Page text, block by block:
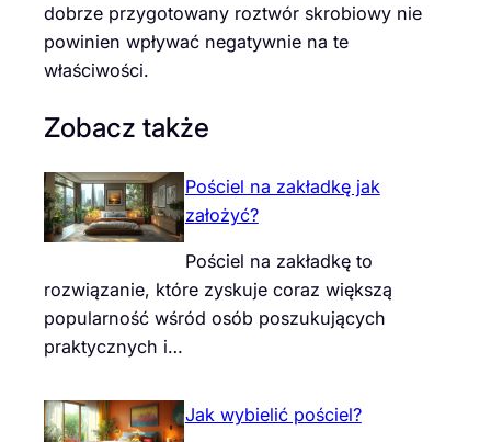
dobrze przygotowany roztwór skrobiowy nie
powinien wpływać negatywnie na te
właściwości.
Zobacz także
Pościel na zakładkę jak
założyć?
Pościel na zakładkę to
rozwiązanie, które zyskuje coraz większą
popularność wśród osób poszukujących
praktycznych i…
Jak wybielić pościel?